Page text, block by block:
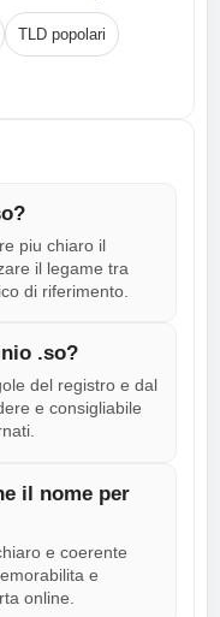
TLD popolari
piu chiaro il
il legame tra
di riferimento.
.so?
del registro e dal
e consigliabile
il nome per
e coerente
e
online.